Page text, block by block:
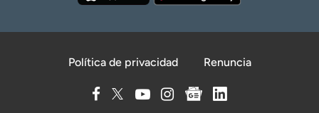
Política de privacidad Renuncia